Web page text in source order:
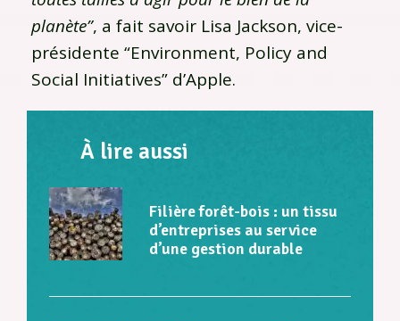
planète”, a fait savoir Lisa Jackson, vice-
présidente “Environment, Policy and
Social Initiatives” d’Apple.
À lire aussi
Filière forêt-bois : un tissu
d’entreprises au service
d’une gestion durable